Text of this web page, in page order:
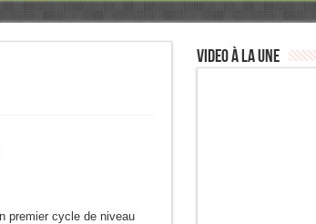
premier cycle de niveau
Video à la Une